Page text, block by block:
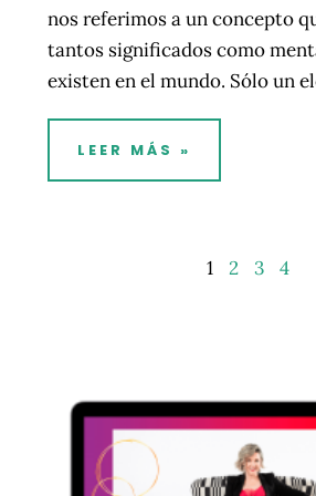
nos referimos a un concepto
tantos significados como
existen en el mundo. Sólo un
LEER MÁS »
1 2 3 4